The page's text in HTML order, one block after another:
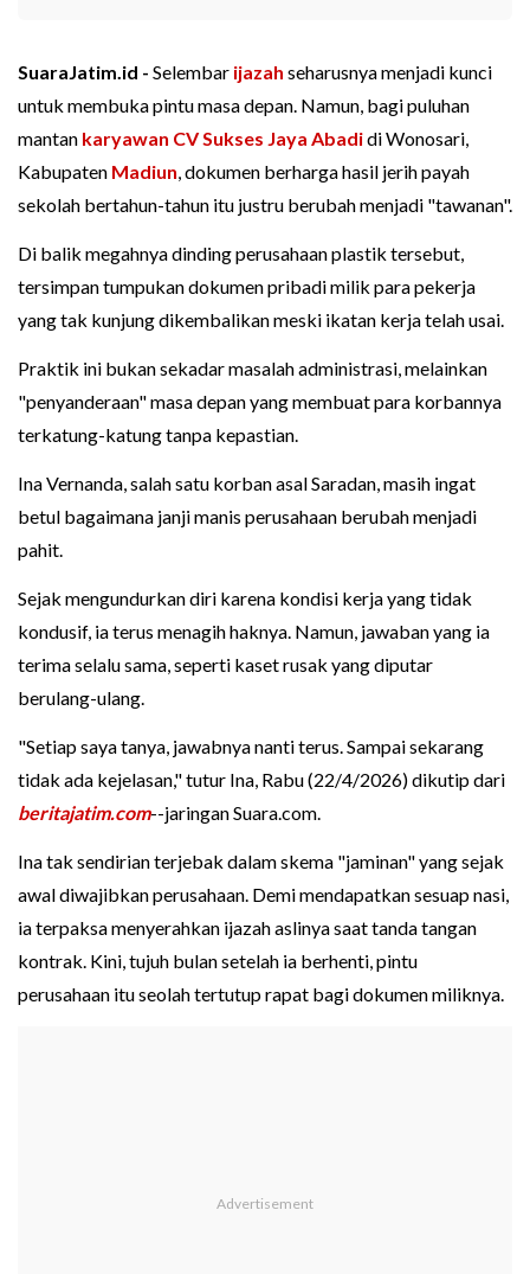
SuaraJatim.id - Selembar ijazah seharusnya menjadi kunci
untuk membuka pintu masa depan. Namun, bagi puluhan
mantan karyawan CV Sukses Jaya Abadidi Wonosari,
Kabupaten Madiun, dokumen berharga hasil jerih payah
sekolah bertahun-tahun itu justru berubah menjadi "tawanan".
Di balik megahnya dinding perusahaan plastik tersebut,
tersimpan tumpukan dokumen pribadi milik para pekerja
yang tak kunjung dikembalikan meski ikatan kerja telah usai.
Praktik ini bukan sekadar masalah administrasi, melainkan
"penyanderaan" masa depan yang membuat para korbannya
terkatung-katung tanpa kepastian.
Ina Vernanda, salah satu korban asal Saradan, masih ingat
betul bagaimana janji manis perusahaan berubah menjadi
pahit.
Sejak mengundurkan diri karena kondisi kerja yang tidak
kondusif, ia terus menagih haknya. Namun, jawaban yang ia
terima selalu sama, seperti kaset rusak yang diputar
berulang-ulang.
"Setiap saya tanya, jawabnya nanti terus. Sampai sekarang
tidak ada kejelasan," tutur Ina, Rabu (22/4/2026) dikutip dari
beritajatim.com--jaringan Suara.com.
Ina tak sendirian terjebak dalam skema "jaminan" yang sejak
awal diwajibkan perusahaan. Demi mendapatkan sesuap nasi,
ia terpaksa menyerahkan ijazah aslinya saat tanda tangan
kontrak. Kini, tujuh bulan setelah ia berhenti, pintu
perusahaan itu seolah tertutup rapat bagi dokumen miliknya.